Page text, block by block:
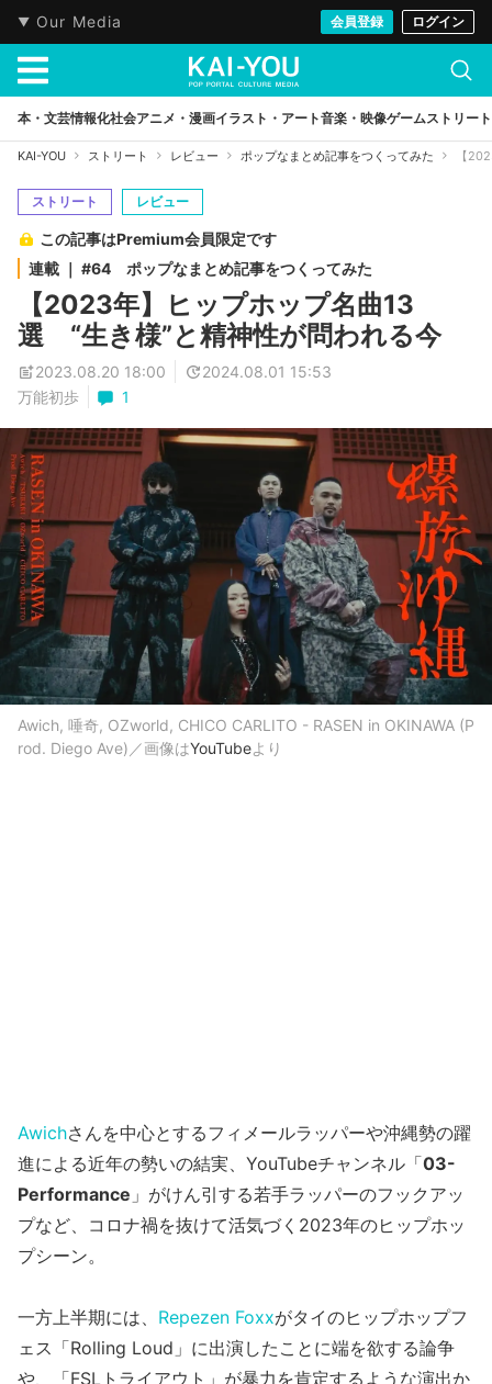
Our Media 会員登録 ログイン
本・文芸情報化社会アニメ・漫画イラスト・アート音楽・映像ゲームストリート
KAI-YOU ストリート レビュー ポップなまとめ記事をつくってみた 【
ストリート レビュー
この記事はPremium会員限定です
連載 ｜ #64 ポップなまとめ記事をつくってみた
【2023年】ヒップホップ名曲13
選 “生き様”と精神性が問われる今
2023.08.20 18:00
2024.08.01 15:53
万能初歩
1
Awich, 唾奇, OZworld, CHICO CARLITO - RASEN in OKINAWA (P
rod. Diego Ave)／画像はYouTubeより
Awichさんを中心とするフィメールラッパーや沖縄勢の躍
進による近年の勢いの結実、YouTubeチャンネル「03-
Performance 」がけん引する若手ラッパーのフックアッ
プなど、コロナ禍を抜けて活気づく2023年のヒップホッ
プシーン。
一方上半期には、 Repezen Foxxがタイのヒップホップフ
ェス「Rolling Loud」に出演したことに端を欲する論争
や、「FSLトライアウト」が暴力を肯定するような演出か